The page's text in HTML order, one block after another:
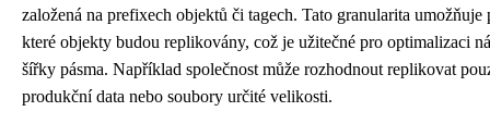
založená na prefixech objektů či tagech. Tato granularita umožňuje
které objekty budou replikovány, což je užitečné pro optimalizaci
šířky pásma. Například společnost může rozhodnout replikovat
produkční data nebo soubory určité velikosti.